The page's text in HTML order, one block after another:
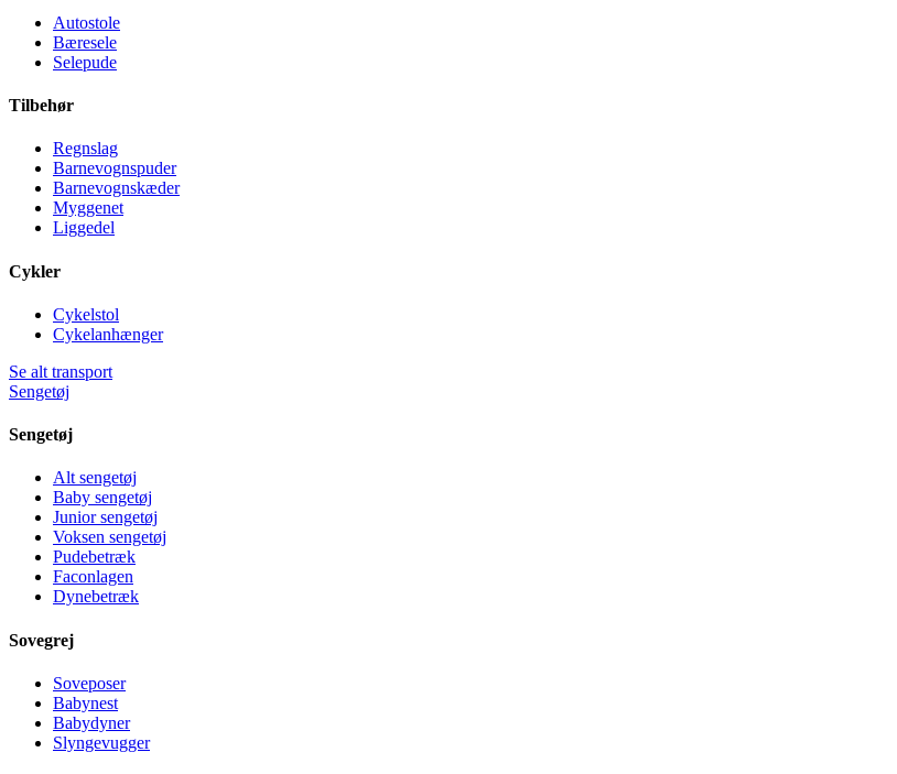
Autostole
Bæresele
Selepude
Tilbehør
Regnslag
Barnevognspuder
Barnevognskæder
Myggenet
Liggedel
Cykler
Cykelstol
Cykelanhænger
Se alt transport
Sengetøj
Sengetøj
Alt sengetøj
Baby sengetøj
Junior sengetøj
Voksen sengetøj
Pudebetræk
Faconlagen
Dynebetræk
Sovegrej
Soveposer
Babynest
Babydyner
Slyngevugger